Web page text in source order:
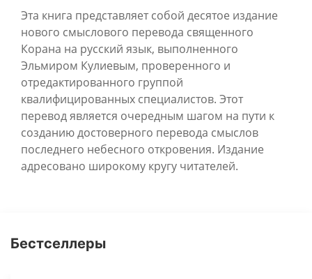
Эта книга представляет собой деcятое издание
нового смыслового перевода священного
Корана на русский язык, выполненного
Эльмиром Кулиевым, проверенного и
отредактированного группой
квалифицированных специалистов. Этот
перевод является очередным шагом на пути к
созданию достоверного перевода смыслов
последнего небесного откровения. Издание
адресовано широкому кругу читателей.
Бестселлеры